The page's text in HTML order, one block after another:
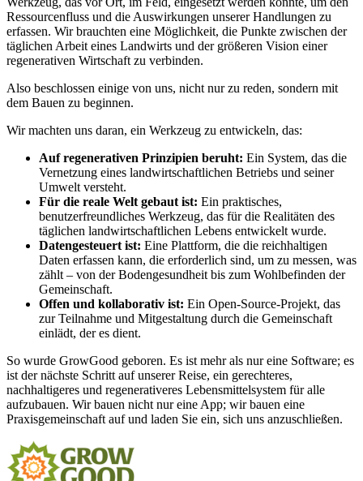
Ressourcenfluss und die Auswirkungen unserer Handlungen zu
erfassen. Wir brauchten eine Möglichkeit, die Punkte zwischen der
täglichen Arbeit eines Landwirts und der größeren Vision einer
regenerativen Wirtschaft zu verbinden.
Also beschlossen einige von uns, nicht nur zu reden, sondern mit
dem Bauen zu beginnen.
Wir machten uns daran, ein Werkzeug zu entwickeln, das:
Auf regenerativen Prinzipien beruht: Ein System, das die
Vernetzung eines landwirtschaftlichen Betriebs und seiner
Umwelt versteht.
Für die reale Welt gebaut ist: Ein praktisches,
benutzerfreundliches Werkzeug, das für die Realitäten des
täglichen landwirtschaftlichen Lebens entwickelt wurde.
Datengesteuert ist: Eine Plattform, die die reichhaltigen
Daten erfassen kann, die erforderlich sind, um zu messen, was
zählt – von der Bodengesundheit bis zum Wohlbefinden der
Gemeinschaft.
Offen und kollaborativ ist: Ein Open-Source-Projekt, das
zur Teilnahme und Mitgestaltung durch die Gemeinschaft
einlädt, der es dient.
So wurde GrowGood geboren. Es ist mehr als nur eine Software; es
ist der nächste Schritt auf unserer Reise, ein gerechteres,
nachhaltigeres und regenerativeres Lebensmittelsystem für alle
aufzubauen. Wir bauen nicht nur eine App; wir bauen eine
Praxisgemeinschaft auf und laden Sie ein, sich uns anzuschließen.